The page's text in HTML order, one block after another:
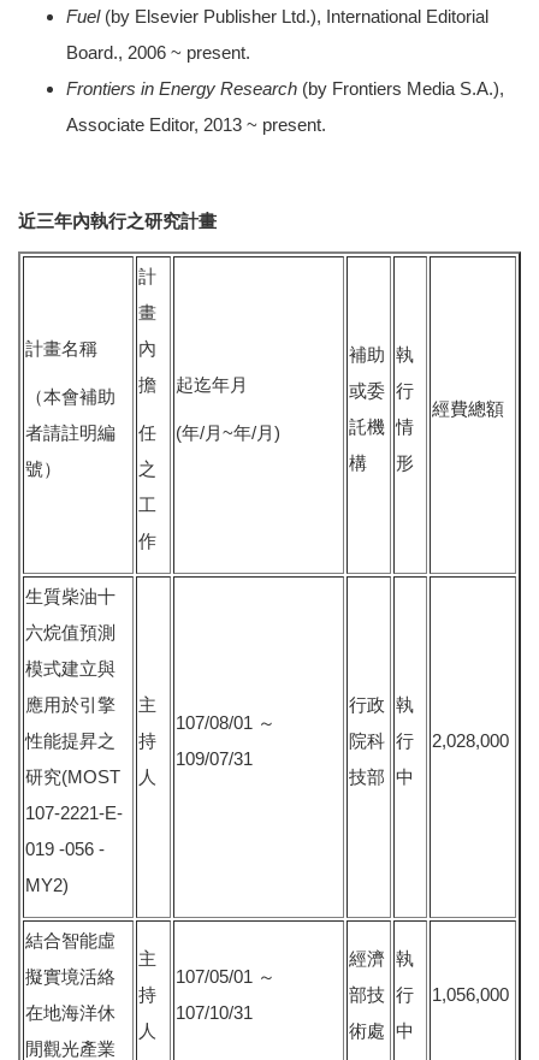
Fuel(by Elsevier Publisher Ltd.), International Editorial
Board., 2006 ~ present.
Frontiers in Energy Research (by Frontiers Media S.A.),
Associate Editor, 2013 ~ present.
近三年內執行之研究計畫
計畫名稱
（本會補助
者請註明編
號）
計
畫
內
擔
任
之
工
作
起迄年月
(年/月~年/月)
補助
或委
託機
構
執
行
情
形
經費總額
生質柴油十
六烷值預測
模式建立與
應用於引擎
性能提昇之
研究(MOST
107-2221-E-
019 -056 -
MY2)
主
持
人
107/08/01 ～
109/07/31
行政
院科
技部
執
行
中
2,028,000
結合智能虛
擬實境活絡
在地海洋休
閒觀光產業
主
持
人
107/05/01 ～
107/10/31
經濟
部技
術處
執
行
中
1,056,000